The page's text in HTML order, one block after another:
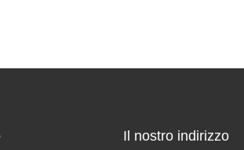
Il nostro indirizzo